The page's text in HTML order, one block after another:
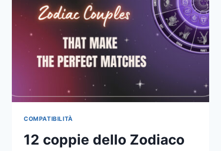
UN
UOMO
SI
INNAMORANO
ALL'ISTANTE
COMPATIBILITÀ
12 coppie dello Zodiaco